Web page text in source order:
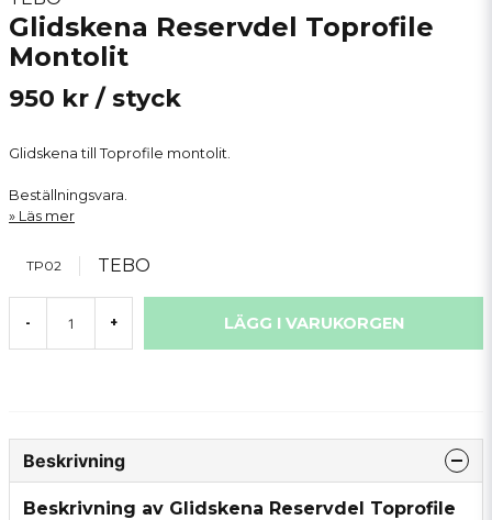
Glidskena Reservdel Toprofile
Montolit
950 kr / styck
Glidskena till Toprofile montolit.
Beställningsvara.
Läs mer
TP02 TEBO
- + LÄGG I VARUKORGEN
Beskrivning
Beskrivning av Glidskena Reservdel Toprofile